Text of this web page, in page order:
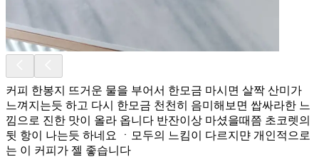
커피 한봉지 뜨거운 물을 부어서 한모금 마시면 살짝 산미가
느껴지는듯 하고 다시 한모금 천천히 음미해보면 쌉싸라한 느
낌으로 진한 맛이 올라 옵니다 반잔이상 마셨을때쯤 초코렛의
뒷 항이 나는듯 하네요 ㆍ모두의 느킴이 다르지먄 개인적으로
는 이 커피가 젤 좋습니다